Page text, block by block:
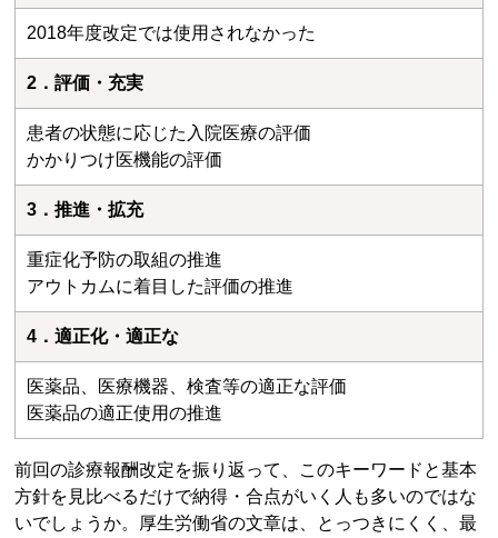
2018年度改定では使用されなかった
2．評価・充実
患者の状態に応じた入院医療の評価
かかりつけ医機能の評価
3．推進・拡充
重症化予防の取組の推進
アウトカムに着目した評価の推進
4．適正化・適正な
医薬品、医療機器、検査等の適正な評価
医薬品の適正使用の推進
前回の診療報酬改定を振り返って、このキーワードと基本
方針を見比べるだけで納得・合点がいく人も多いのではな
いでしょうか。厚生労働省の文章は、とっつきにくく、最